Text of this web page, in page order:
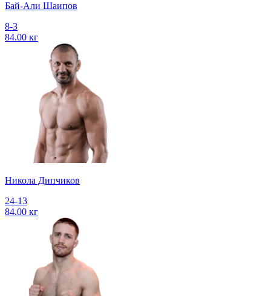
Бай-Али Шаипов
8-3
84.00 кг
Никола Дипчиков
24-13
84.00 кг